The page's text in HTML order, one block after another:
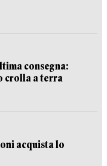
consegna:
crolla a terra
acquista lo